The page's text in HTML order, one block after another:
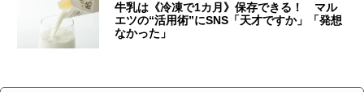
牛乳は《冷凍で1カ月》保存できる！ マル
エツの“活用術”にSNS「天才ですか」「発想
なかった」